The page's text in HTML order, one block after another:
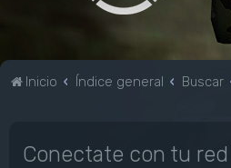
Inicio Índice general Buscar
Conectate con tu red